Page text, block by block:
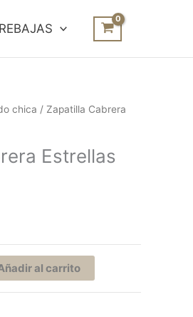
REBAJAS
chica / Zapatilla Cabrera
Estrellas
al carrito